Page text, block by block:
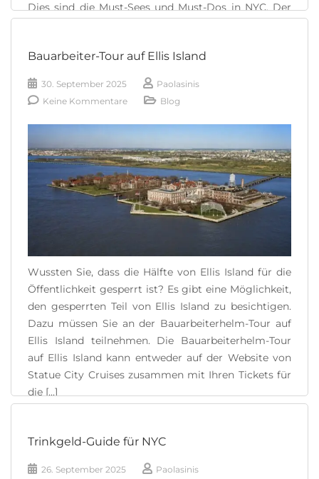
Dies sind die Must-Sees und Must-Dos in NYC. Der
READ MORE
Bauarbeiter-Tour auf Ellis Island
30. September 2025
Paolasinis
Keine Kommentare
Blog
Wussten Sie, dass die Hälfte von Ellis Island für die
Öffentlichkeit gesperrt ist? Es gibt eine Möglichkeit,
den gesperrten Teil von Ellis Island zu besichtigen.
Dazu müssen Sie an der Bauarbeiterhelm-Tour auf
Ellis Island teilnehmen. Die Bauarbeiterhelm-Tour
auf Ellis Island kann entweder auf der Website von
Statue City Cruises zusammen mit Ihren Tickets für
die [...]
Trinkgeld-Guide für NYC
26. September 2025
Paolasinis